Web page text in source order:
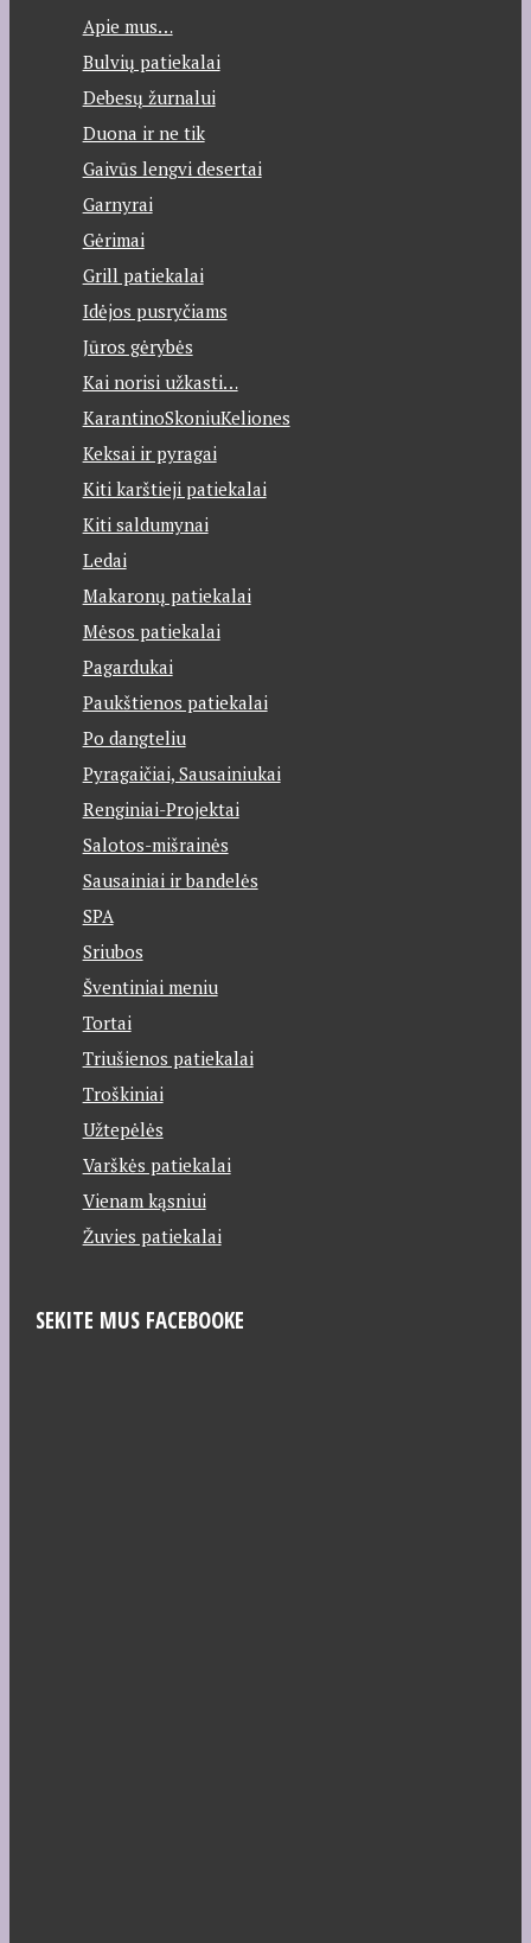
Apie mus…
Bulvių patiekalai
Debesų žurnalui
Duona ir ne tik
Gaivūs lengvi desertai
Garnyrai
Gėrimai
Grill patiekalai
Idėjos pusryčiams
Jūros gėrybės
Kai norisi užkasti…
KarantinoSkoniuKeliones
Keksai ir pyragai
Kiti karštieji patiekalai
Kiti saldumynai
Ledai
Makaronų patiekalai
Mėsos patiekalai
Pagardukai
Paukštienos patiekalai
Po dangteliu
Pyragaičiai, Sausainiukai
Renginiai-Projektai
Salotos-mišrainės
Sausainiai ir bandelės
SPA
Sriubos
Šventiniai meniu
Tortai
Triušienos patiekalai
Troškiniai
Užtepėlės
Varškės patiekalai
Vienam kąsniui
Žuvies patiekalai
SEKITE MUS FACEBOOKE